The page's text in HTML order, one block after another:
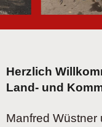
Herzlich
Land- und
Manfred Wüstner